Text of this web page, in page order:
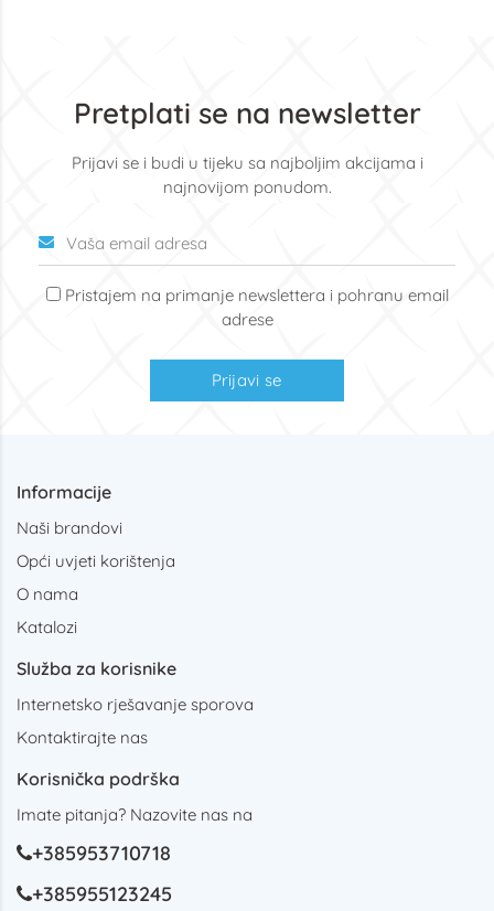
Pretplati se na newsletter
Prijavi se i budi u tijeku sa najboljim akcijama i
najnovijom ponudom.
Pristajem na primanje newslettera i pohranu email
adrese
Prijavi se
Informacije
Naši brandovi
Opći uvjeti korištenja
O nama
Katalozi
Služba za korisnike
Internetsko rješavanje sporova
Kontaktirajte nas
Korisnička podrška
Imate pitanja? Nazovite nas na
+385953710718
+385955123245